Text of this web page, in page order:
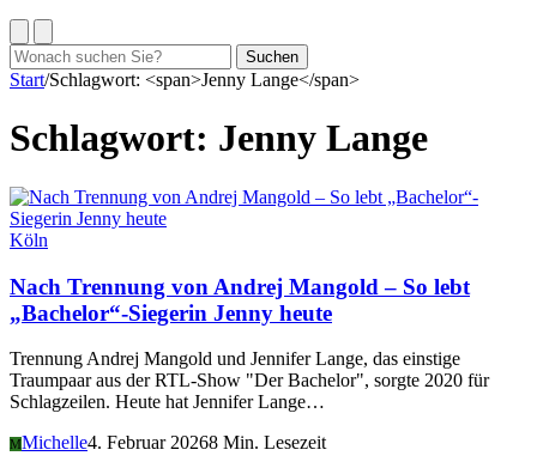
Suchen
nach:
Suchen
Start/Schlagwort: <span>Jenny Lange</span>
Schlagwort: Jenny Lange
Köln
Nach Trennung von Andrej Mangold – So lebt
„Bachelor“-Siegerin Jenny heute
Trennung Andrej Mangold und Jennifer Lange, das einstige
Traumpaar aus der RTL-Show "Der Bachelor", sorgte 2020 für
Schlagzeilen. Heute hat Jennifer Lange…
MMichelle4. Februar 20268 Min. Lesezeit